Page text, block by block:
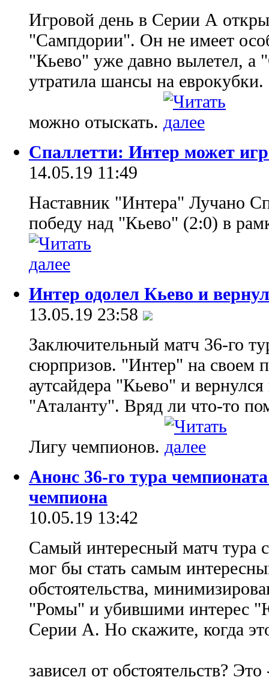
Игровой день в Серии А
"Сампдории". Он не имеет
"Кьево" уже давно вылетел, а
утратила шансы на
можно отыскать.
Спаллетти: Интер может
14.05.19 11:49
Наставник "Интера" Лучано
победу над "Кьево" (2:0) в
Интер одолел Кьево и
13.05.19 23:58
Заключительный матч 36-го
сюрпризов. "Интер" на своем
аутсайдера "Кьево" и
"Аталанту". Вряд ли что-то
Лигу чемпионов.
Анонс 36-го тура
чемпиона
10.05.19 13:42
Самый интересный матч тура
мог бы стать самым
обстоятельства,
"Ромы" и убившими интерес
Серии А. Но скажите, когда
зависел от обстоятельств?